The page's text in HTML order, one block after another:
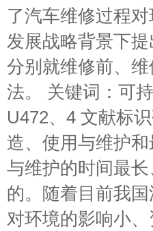
了汽车维修过程
发展战略背景下
分别就维修前、
法。 关键词：可
U472、4 文献标
造、使用与维护
与维护的时间最
的。随着目前我
对环境的影响小